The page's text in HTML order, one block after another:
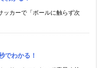
ッカーで「ボールに触らず次
でわかる！